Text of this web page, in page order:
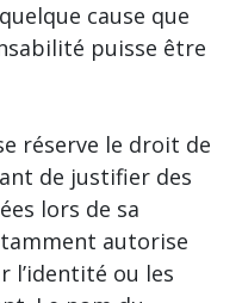
cause que
puisse être
réserve le droit de
de justifier des
lors de sa
autorise
l’identité ou les